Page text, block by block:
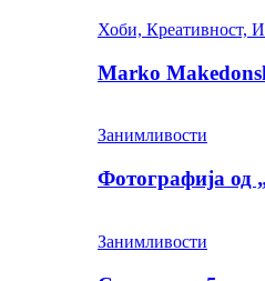
Хоби, Креативност,
Marko
Занимливости
Фотографија од
Занимливости